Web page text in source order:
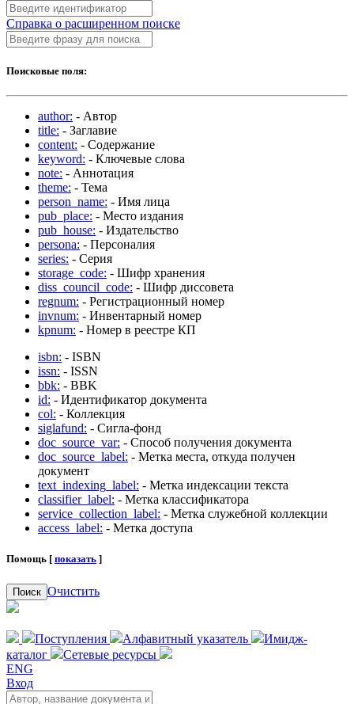
Справка о расширенном поиске
Поисковые поля:
author: - Автор
title: - Заглавие
content: - Содержание
keyword: - Ключевые слова
note: - Аннотация
theme: - Тема
person_name: - Имя лица
pub_place: - Место издания
pub_house: - Издательство
persona: - Персоналия
series: - Серия
storage_code: - Шифр хранения
diss_council_code: - Шифр диссовета
regnum: - Регистрационный номер
invnum: - Инвентарный номер
kpnum: - Номер в реестре КП
isbn: - ISBN
issn: - ISSN
bbk: - BBK
id: - Идентификатор документа
col: - Коллекция
siglafund: - Сигла-фонд
doc_source_var: - Способ получения документа
doc_source_label: - Метка места, откуда получен
документ
text_indexing_label: - Метка индексации текста
classifier_label: - Метка классификатора
service_collection_label: - Метка служебной коллекции
access_label: - Метка доступа
Помощь [ показать ]
Поиск Очистить
Поступления Алфавитный указатель
Имидж-
каталог
Сетевые ресурсы
ENG
Вход